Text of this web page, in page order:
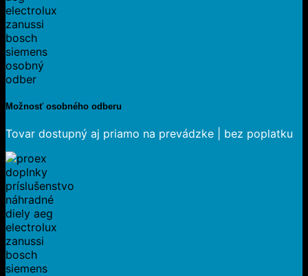
Možnosť osobného odberu
Tovar dostupný aj priamo na prevádzke | bez poplatku